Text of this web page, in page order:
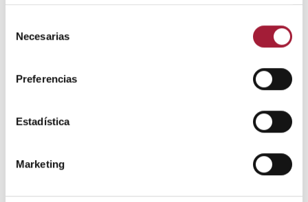
Necesarias
Preferencias
Estadística
Marketing